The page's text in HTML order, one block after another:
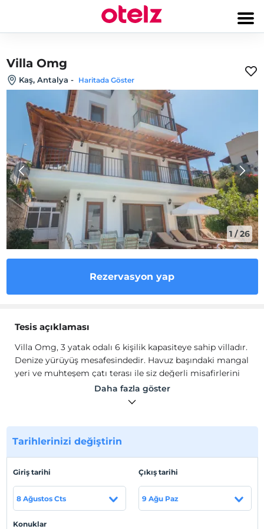
Villa Omg
Kaş, Antalya - Haritada Göster
1 /26
Rezervasyon yap
Tesis açıklaması
Villa Omg, 3 yatak odalı 6 kişilik kapasiteye sahip villadır.
Denize yürüyüş mesafesindedir. Havuz başındaki mangal
yeri ve muhteşem çatı terası ile siz değerli misafirlerini
beklemektedir. Villamızın iki ayrı katında iki adet salon
ve iki ayrı mutfak bulunmaktadır. Havuz kenarında
faydalanabilirsiniz.
Modern ve ferah salonumuzda; oturma grubu, televizyon
(Smart TV, Netflix), uydu alıcı, klima, 2 adet yemek
masası, balkon ve ortak WC bulunmaktadır. Havuz
başındaki salonumuzda oturma grubu, televizyon, uydu
alıcı (Türk Kanalları), klima, Ortak WC, kitaplık, DVD
seçenekleri, DVD çalar ve havuz terasına çıkış
bulunmaktadır.
Daha fazla göster
Tarihlerinizi değiştirin
Giriş tarihi
8 Ağustos Cts
Çıkış tarihi
9 Ağu Paz
Konuklar